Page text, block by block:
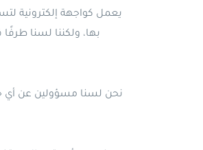
بها، ولكننا لسنا
نحن لسنا مسؤولين عن أي